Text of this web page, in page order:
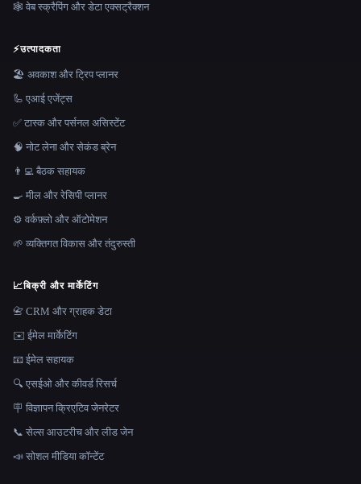
🕸️ वेब स्क्रैपिंग और डेटा एक्सट्रैक्शन
⚡उत्पादकता
🏖 अवकाश और ट्रिप प्लानर
🦾 एआई एजेंट्स
✅ टास्क और पर्सनल असिस्टेंट
🧠 नोट लेना और सेकंड ब्रेन
👨‍💻 बैठक सहायक
🍳 मील और रेसिपी प्लानर
⚙️ वर्कफ़्लो और ऑटोमेशन
🌱 व्यक्तिगत विकास और तंदुरुस्ती
📈बिक्री और मार्केटिंग
📇 CRM और ग्राहक डेटा
✉️ ईमेल मार्केटिंग
📧 ईमेल सहायक
🔍 एसईओ और कीवर्ड रिसर्च
🪧 विज्ञापन क्रिएटिव जेनरेटर
📞 सेल्स आउटरीच और लीड जेन
📣 सोशल मीडिया कॉन्टेंट